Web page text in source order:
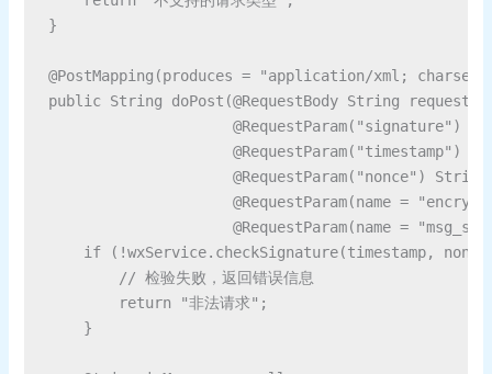
}
@PostMapping(produces = "application/xml;
public String doPost(@RequestBody String
@RequestParam("signature")
@RequestParam("timestamp")
@RequestParam("nonce") String
@RequestParam(name =
@RequestParam(name =
if (!wxService.checkSignature(timestamp,
        // 检验失败，返回错误信息
        return "非法请求";
    }